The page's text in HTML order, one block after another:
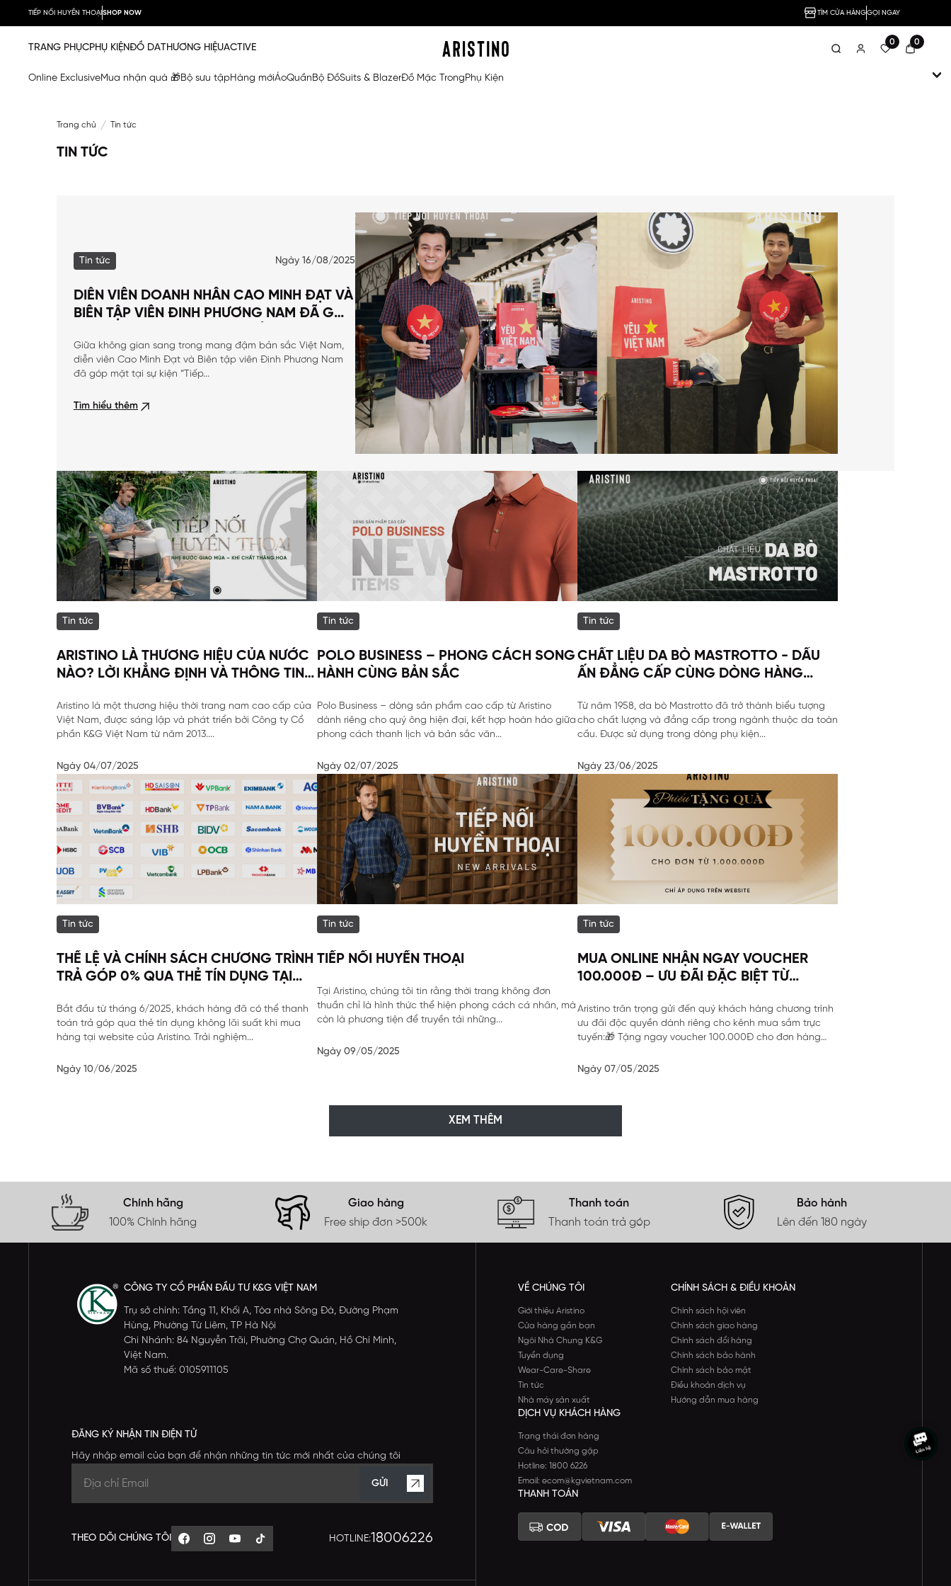
TIẾP NỐI HUYỀN THOẠISHOP NOW TÌM CỬA HÀNGGỌI NGAY
0 0
TRANG PHỤCPHỤ KIỆNĐỒ DATHƯƠNG HIỆUACTIVE
Online ExclusiveMua nhận quà 🎁Bộ sưu tậpHàng mớiÁoQuầnBộ ĐồSuits & BlazerĐồ Mặc TrongPhụ Kiện
Trang chủ Tin tức
TIN TỨC
Tin tức Ngày 16/08/2025
DIỄN VIÊN DOANH NHÂN CAO MINH ĐẠT VÀ
BIÊN TẬP VIÊN ĐINH PHƯƠNG NAM ĐÃ GÓP
Giữa không gian sang trong mang đậm bản sắc Việt Nam,
diễn viên Cao Minh Đạt và Biên tập viên Đinh Phương Nam
đã góp mặt tại sự kiện “Tiếp...
Tìm hiểu thêm
Tin tức
ARISTINO LÀ THƯƠNG HIỆU CỦA NƯỚC
NÀO? LỜI KHẲNG ĐỊNH VÀ THÔNG TIN
Aristino là một thương hiệu thời trang nam cao cấp của
Việt Nam, được sáng lập và phát triển bởi Công ty Cổ
phần K&G Việt Nam từ năm 2013....
Ngày 04/07/2025
Tin tức
POLO BUSINESS – PHONG CÁCH SONG
HÀNH CÙNG BẢN SẮC
Polo Business – dòng sản phẩm cao cấp từ Aristino
dành riêng cho quý ông hiện đại, kết hợp hoàn hảo giữa
phong cách thanh lịch và bản sắc văn...
Ngày 02/07/2025
Tin tức
CHẤT LIỆU DA BÒ MASTROTTO - DẤU
ẤN ĐẲNG CẤP CÙNG DÒNG HÀNG
Từ năm 1958, da bò Mastrotto đã trở thành biểu tượng
cho chất lượng và đẳng cấp trong ngành thuộc da toàn
cầu. Được sử dụng trong dòng phụ kiện...
Ngày 23/06/2025
Tin tức
THỂ LỆ VÀ CHÍNH SÁCH CHƯƠNG TRÌNH
TRẢ GÓP 0% QUA THẺ TÍN DỤNG TẠI
Bắt đầu từ tháng 6/2025, khách hàng đã có thể thanh
toán trả góp qua thẻ tín dụng không lãi suất khi mua
hàng tại website của Aristino. Trải nghiệm...
Ngày 10/06/2025
Tin tức
TIẾP NỐI HUYỀN THOẠI
Tại Aristino, chúng tôi tin rằng thời trang không đơn
thuần chỉ là hình thức thể hiện phong cách cá nhân, mà
còn là phương tiện để truyền tải những...
Ngày 09/05/2025
Tin tức
MUA ONLINE NHẬN NGAY VOUCHER
100.000Đ – ƯU ĐÃI ĐẶC BIỆT TỪ
Aristino trân trọng gửi đến quý khách hàng chương trình
ưu đãi độc quyền dành riêng cho kênh mua sắm trực
tuyến:🎁 Tặng ngay voucher 100.000Đ cho đơn hàng
Ngày 07/05/2025
XEM THÊM
Chính hãng
100% Chính hãng
Giao hàng
Free ship đơn >500k
Thanh toán
Thanh toán trả góp
Bảo hành
Lên đến 180 ngày
CÔNG TY CỔ PHẦN ĐẦU TƯ K&G VIỆT NAM
Trụ sở chính: Tầng 11, Khối A, Tòa nhà Sông Đà, Đường Phạm
Hùng, Phường Từ Liêm, TP Hà Nội
Chi Nhánh: 84 Nguyễn Trãi, Phường Chợ Quán, Hồ Chí Minh,
Việt Nam.
Mã số thuế: 0105911105
ĐĂNG KÝ NHẬN TIN ĐIỆN TỬ
Hãy nhập email của bạn để nhận những tin tức mới nhất của chúng tôi
GỬI
THEO DÕI CHÚNG TÔI HOTLINE:18006226
VỀ CHÚNG TÔI
Giới thiệu Aristino
Cửa hàng gần bạn
Ngôi Nhà Chung K&G
Tuyển dụng
Wear-Care-Share
Tin tức
Nhà máy sản xuất
CHÍNH SÁCH & ĐIỀU KHOẢN
Chính sách hội viên
Chính sách giao hàng
Chính sách đổi hàng
Chính sách bảo hành
Chính sách bảo mật
Điều khoản dịch vụ
Hướng dẫn mua hàng
DỊCH VỤ KHÁCH HÀNG
Trạng thái đơn hàng
Câu hỏi thường gặp
Hotline: 1800 6226
Email: ecom@kgvietnam.com
THANH TOÁN